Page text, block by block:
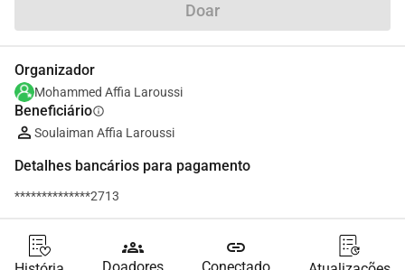
Doar
Organizador
Mohammed Affia Laroussi
Beneficiárioinfo
Soulaiman Affia Laroussi
Detalhes bancários para pagamento
**************2713
groups
Doadores
link
Conectado